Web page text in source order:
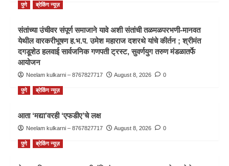
पुणे ब्रेकिंग न्यूज़
संतांच्या उंचीवर संपूर्ण समाजाने यावे अशी संतांची तळमळपरभणी-मानवत
येथील वारकरीभूषण ह.भ.प. उमेश महाराज दशरथे यांचे कीर्तन ; श्रीमंत
दगडूशेठ हलवाई सार्वजनिक गणपती ट्रस्ट, सुवर्णयुग तरुण मंडळातर्फे
आयोजन
Neelam kulkarni – 8767827717 August 8, 2026 0
पुणे ब्रेकिंग न्यूज़
आता ‘मद्या’वरही ‘एफडीए’चे लक्ष
Neelam kulkarni – 8767827717 August 8, 2026 0
पुणे ब्रेकिंग न्यूज़